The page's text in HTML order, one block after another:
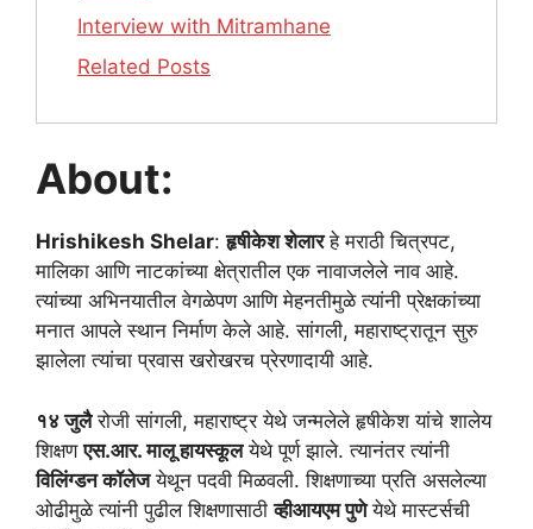
Interview with Mitramhane
Related Posts
About:
Hrishikesh Shelar:हृषीकेश शेलारहे मराठी चित्रपट,
मालिका आणि नाटकांच्या क्षेत्रातील एक नावाजलेले नाव आहे.
त्यांच्या अभिनयातील वेगळेपण आणि मेहनतीमुळे त्यांनी प्रेक्षकांच्या
मनात आपले स्थान निर्माण केले आहे. सांगली, महाराष्ट्रातून सुरु
झालेला त्यांचा प्रवास खरोखरच प्रेरणादायी आहे.
१४ जुलैरोजी सांगली, महाराष्ट्र येथे जन्मलेले हृषीकेश यांचे शालेय
शिक्षणएस.आर. मालू हायस्कूलयेथे पूर्ण झाले. त्यानंतर त्यांनी
विलिंग्डन कॉलेजयेथून पदवी मिळवली. शिक्षणाच्या प्रति असलेल्या
ओढीमुळे त्यांनी पुढील शिक्षणासाठीव्हीआयएम पुणेयेथे मास्टर्सची